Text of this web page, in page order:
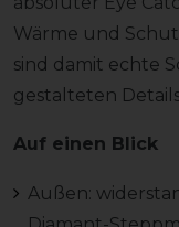
Wärme und
sind damit echte
gestalteten
Auf einen Blick
Außen: